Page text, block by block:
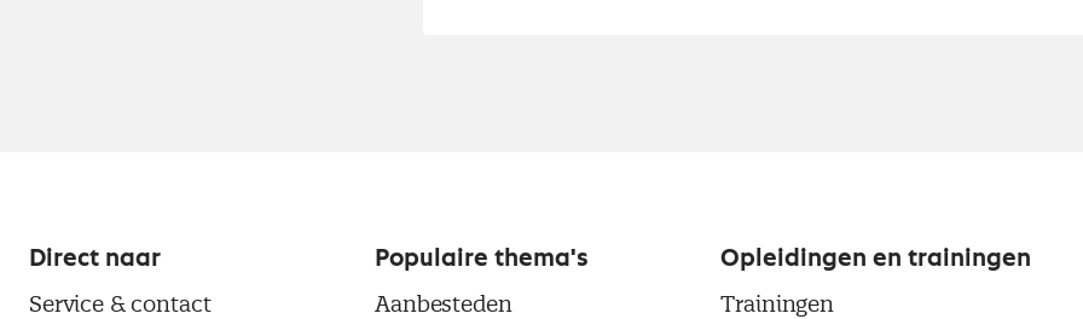
Direct naar
Service & contact
Populaire thema's
Aanbesteden
Opleidingen en trainingen
Trainingen